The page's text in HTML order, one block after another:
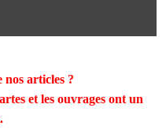
nos articles ?
et les ouvrages ont un